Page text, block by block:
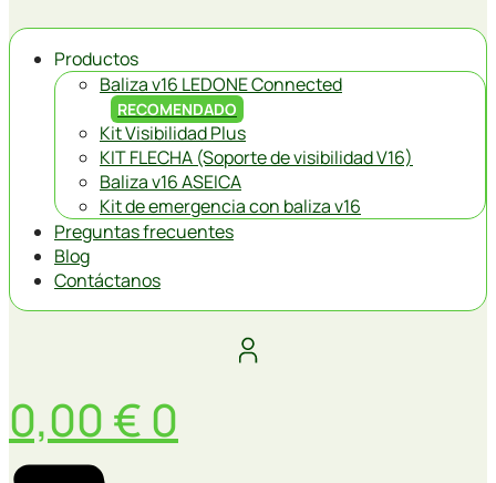
Productos
Baliza v16 LEDONE Connected
RECOMENDADO
Kit Visibilidad Plus
KIT FLECHA (Soporte de visibilidad V16)
Baliza v16 ASEICA
Kit de emergencia con baliza v16
Preguntas frecuentes
Blog
Contáctanos
0,00 € 0